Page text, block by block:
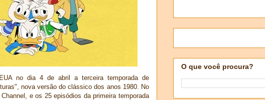
no dia 4 de abril a terceira temporada de
nova versão do clássico dos anos 1980. No
e os 25 episódios da primeira temporada
O que você procura?